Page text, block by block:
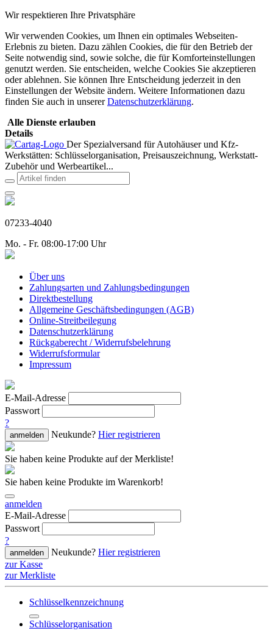
Wir respektieren Ihre Privatsphäre
Wir verwenden Cookies, um Ihnen ein optimales Webseiten-
Erlebnis zu bieten. Dazu zählen Cookies, die für den Betrieb der
Seite notwendig sind, sowie solche, die für Komforteinstellungen
genutzt werden. Sie entscheiden, welche Cookies Sie akzeptieren
oder ablehnen. Sie können Ihre Entscheidung jederzeit in den
Einstellungen der Website ändern. Weitere Informationen dazu
finden Sie auch in unsererDatenschutzerklärung.
Alle Dienste erlauben
Details
Der Spezialversand für Autohäuser und Kfz-
Werkstätten: Schlüsselorganisation, Preisauszeichnung, Werkstatt-
Zubehör und Werbeartikel...
07233-4040
Mo. - Fr. 08:00-17:00 Uhr
Über uns
Zahlungsarten und Zahlungsbedingungen
Direktbestellung
Allgemeine Geschäftsbedingungen (AGB)
Online-Streitbeilegung
Datenschutzerklärung
Rückgaberecht / Widerrufsbelehrung
Widerrufsformular
Impressum
E-Mail-Adresse
Passwort
?
anmelden Neukunde? Hier registrieren
Sie haben keine Produkte auf der Merkliste!
Sie haben keine Produkte im Warenkorb!
anmelden
E-Mail-Adresse
Passwort
?
anmelden Neukunde? Hier registrieren
zur Kasse
zur Merkliste
Schlüsselkennzeichnung
Schlüsselorganisation